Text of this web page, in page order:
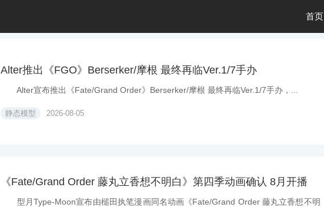
首页
Alter推出《FGO》Berserker/摩根 最终再临Ver.1/7手办
Alter宣布推出《Fate/Grand Order》Berserker/摩根 最终再临Ver.1/7手办，...
静态模型 2026-08-05
《Fate/Grand Order 藤丸立香想不明白》第四季动画确认 8月开播
型月Type-Moon宣布由槌田执笔漫画同名动画《Fate/Grand Order 藤丸立香想不明